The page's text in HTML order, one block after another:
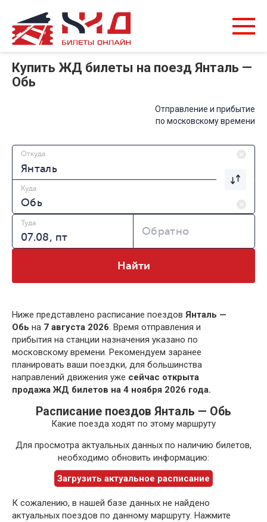
Купить ЖД билеты на поезд Янталь —
Обь
Отправление и прибытие
по московскому времени
Откуда
Куда
Туда
Обратно
Найти
Ниже представлено расписание поездов Янталь —
Обь на 7 августа 2026. Время отправления и
прибытия на станции назначения указано по
московскому времени. Рекомендуем заранее
планировать ваши поездки, для большинства
направлений движения уже сейчас открыта
продажа ЖД билетов на 4 ноября 2026 года.
Расписание поездов Янталь — Обь
Какие поезда ходят по этому маршруту
Для просмотра актуальных данных по наличию билетов,
необходимо обновить информацию:
Загрузить актуальное расписание
К сожалению, в нашей базе данных не найдено
актуальных поездов по данному маршруту. Нажмите